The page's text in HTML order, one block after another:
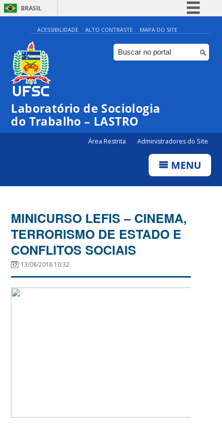
BRASIL
Simplifique!
Comunica BR
Participe
Canais
ACESSIBILIDADE ALTO CONTRASTE MAPA DO SITE
Laboratório de Sociologia
do Trabalho – LASTRO
Área Restrita Administradores do Site
MENU
MINICURSO LEFIS – CINEMA,
TERRORISMO DE ESTADO E
CONFLITOS SOCIAIS
13/08/2018 10:32